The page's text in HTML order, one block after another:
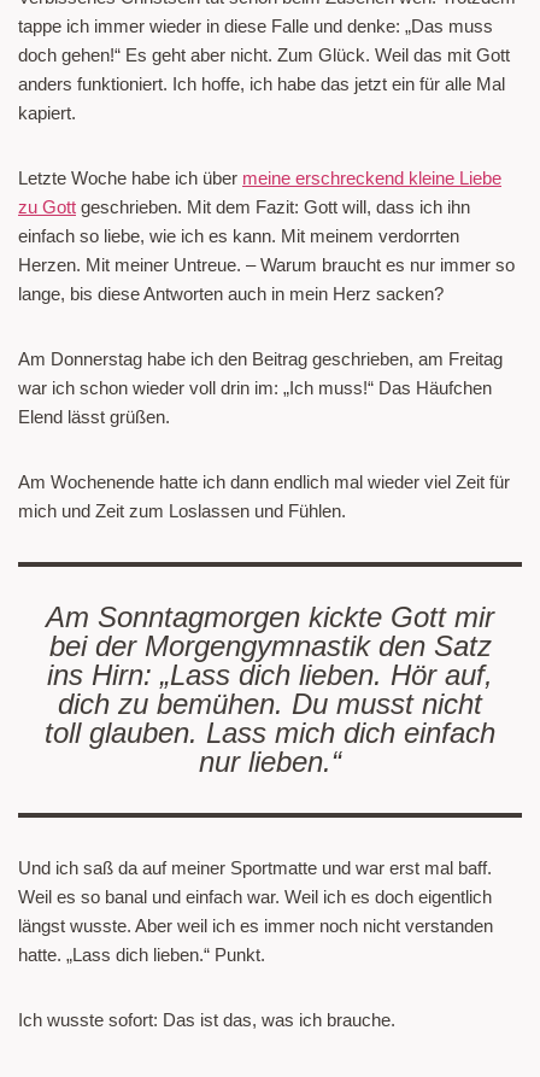
tappe ich immer wieder in diese Falle und denke: „Das muss
doch gehen!“ Es geht aber nicht. Zum Glück. Weil das mit Gott
anders funktioniert. Ich hoffe, ich habe das jetzt ein für alle Mal
kapiert.
Letzte Woche habe ich über meine erschreckend kleine Liebe
zu Gott geschrieben. Mit dem Fazit: Gott will, dass ich ihn
einfach so liebe, wie ich es kann. Mit meinem verdorrten
Herzen. Mit meiner Untreue. – Warum braucht es nur immer so
lange, bis diese Antworten auch in mein Herz sacken?
Am Donnerstag habe ich den Beitrag geschrieben, am Freitag
war ich schon wieder voll drin im: „Ich muss!“ Das Häufchen
Elend lässt grüßen.
Am Wochenende hatte ich dann endlich mal wieder viel Zeit für
mich und Zeit zum Loslassen und Fühlen.
Am Sonntagmorgen kickte Gott mir
bei der Morgengymnastik den Satz
ins Hirn: „Lass dich lieben. Hör auf,
dich zu bemühen. Du musst nicht
toll glauben. Lass mich dich einfach
nur lieben.“
Und ich saß da auf meiner Sportmatte und war erst mal baff.
Weil es so banal und einfach war. Weil ich es doch eigentlich
längst wusste. Aber weil ich es immer noch nicht verstanden
hatte. „Lass dich lieben.“ Punkt.
Ich wusste sofort: Das ist das, was ich brauche.